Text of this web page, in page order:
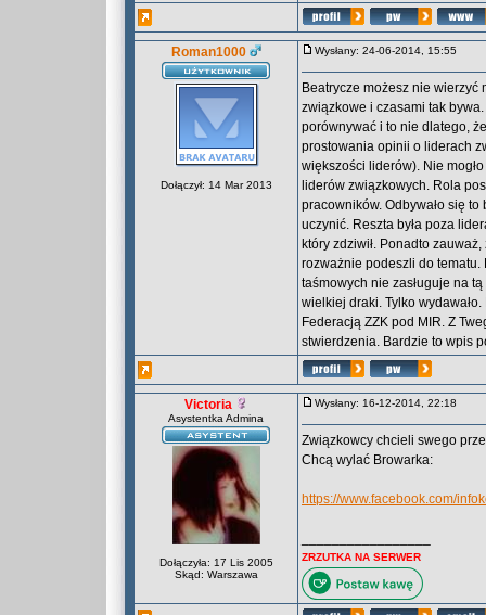
Roman1000
Dołączył: 14 Mar 2013
Wysłany: 24-06-2014, 15:55
Beatrycze możesz nie wierzyć
związkowe i czasami tak
porównywać i to nie dlatego,
prostowania opinii o liderach
większości liderów). Nie
liderów związkowych. Rola
pracowników. Odbywało się
uczynić. Reszta była poza
który zdziwił. Ponadto
rozważnie podeszli do tematu.
taśmowych nie zasługuje na
wielkiej draki. Tylko
Federacją ZZK pod MIR. Z
stwierdzenia. Bardzie to wpis
Victoria
Asystentka Admina
Dołączyła: 17 Lis 2005
Skąd: Warszawa
Wysłany: 16-12-2014, 22:18
Związkowcy chcieli swego
Chcą wylać Browarka:
https://www.facebook.com/
ZRZUTKA NA SERWER